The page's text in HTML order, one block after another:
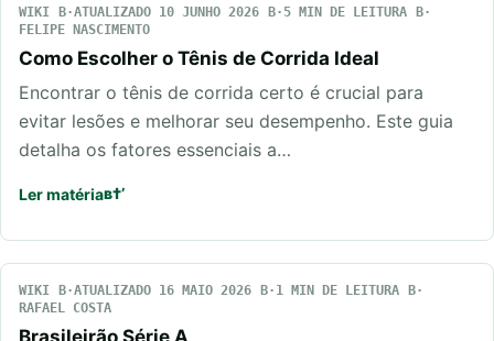
WIKI ATUALIZADO 10 JUNHO 2026
5 MIN DE LEITURA
FELIPE NASCIMENTO
Como Escolher o Tênis de Corrida Ideal
Encontrar o tênis de corrida certo é crucial para
evitar lesões e melhorar seu desempenho. Este guia
detalha os fatores essenciais a…
Ler matéria
WIKI ATUALIZADO 16 MAIO 2026
1 MIN DE LEITURA
RAFAEL COSTA
Brasileirão Série A